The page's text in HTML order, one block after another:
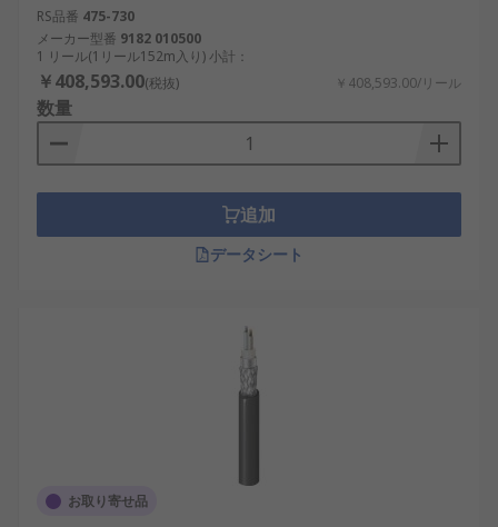
RS品番 475-730
メーカー型番 9182 010500
1 リール(1リール152m入り) 小計：
￥408,593.00(税抜) ￥408,593.00/リール
数量
追加
データシート
お取り寄せ品